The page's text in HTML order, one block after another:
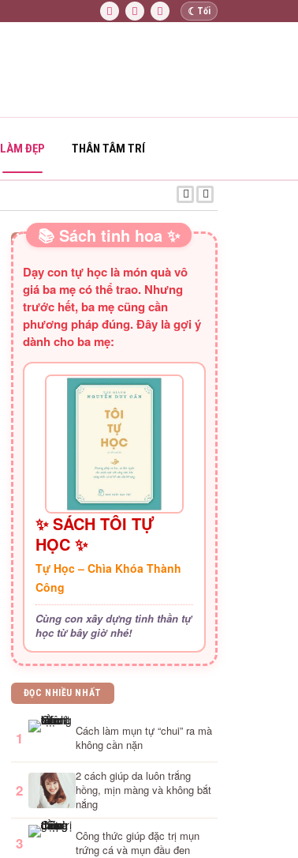
☾ Tối
LÀM ĐẸP THÂN TÂM TRÍ
SÁCH HAY CHO BA MẸ
📚 Sách tinh hoa ✨
Dạy con tự học là món quà vô
giá ba mẹ có thể trao. Nhưng
trước hết, ba mẹ cũng cần
phương pháp đúng. Đây là gợi ý
dành cho ba mẹ:
✨ SÁCH TÔI TỰ
HỌC ✨
Tự Học – Chìa Khóa Thành
Công
Cùng con xây dựng tinh thần tự
học từ bây giờ nhé!
ĐỌC NHIỀU NHẤT
1
Cách làm mụn tự “chui” ra mà
không cần nặn
2
2 cách giúp da luôn trắng
hồng, mịn màng và không bắt
nắng
3
Công thức giúp đặc trị mụn
trứng cá và mụn đầu đen